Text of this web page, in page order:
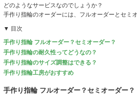
どのようなサービスなのでしょうか？
手作り指輪のオーダーには、フルオーダーとセミ
▼ 目次
手作り指輪 フルオーダー？セミオーダー？
手作り指輪の耐久性ってどうなの？
手作り指輪のサイズ調整はできる？
手作り指輪工房がおすすめ
手作り指輪 フルオーダー？セミオーダー？